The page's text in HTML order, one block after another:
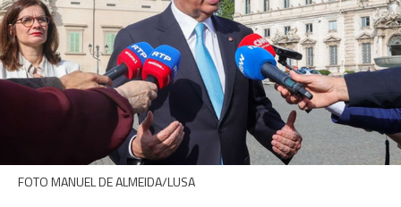
FOTO MANUEL DE ALMEIDA/LUSA